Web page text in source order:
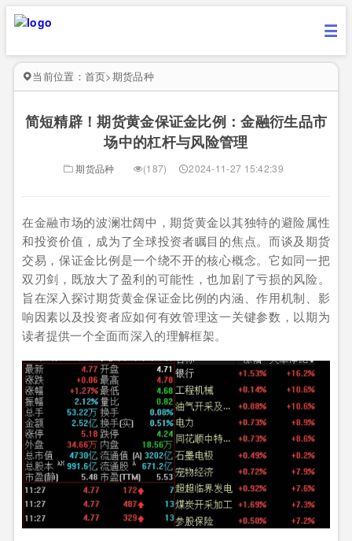
当前位置： 首页>期货品种
简短精辟！期货黄金保证金比例：金融衍生品市
场中的杠杆与风险管理
期货品种 (187) 2024-11-27 15:42:39
在金融市场的波澜壮阔中，期货黄金以其独特的避险属性
和投资价值，成为了全球投资者瞩目的焦点。而谈及期货
交易，保证金比例是一个绕不开的核心概念。它如同一把
双刃剑，既放大了盈利的可能性，也加剧了亏损的风险。
旨在深入探讨期货黄金保证金比例的内涵、作用机制、影
响因素以及投资者应如何有效管理这一关键参数，以期为
读者提供一个全面而深入的理解框架。